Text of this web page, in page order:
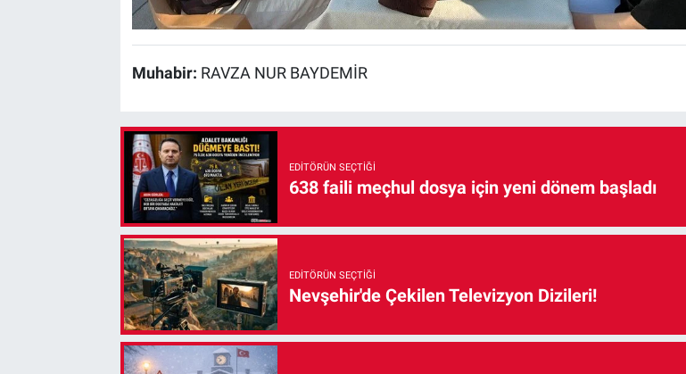
Muhabir: RAVZA NUR BAYDEMİR
EDITÖRÜN SEÇTIĞI
638 faili meçhul dosya için yeni dönem başladı
EDITÖRÜN SEÇTIĞI
Nevşehir'de Çekilen Televizyon Dizileri!